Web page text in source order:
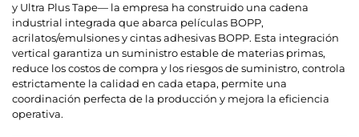
y Ultra Plus Tape— la empresa ha construido una cadena
industrial integrada que abarca películas BOPP,
acrilatos/emulsiones y cintas adhesivas BOPP. Esta integración
vertical garantiza un suministro estable de materias primas,
reduce los costos de compra y los riesgos de suministro, controla
estrictamente la calidad en cada etapa, permite una
coordinación perfecta de la producción y mejora la eficiencia
operativa.